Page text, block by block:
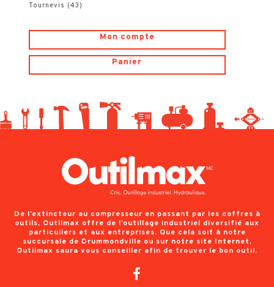
Tournevis (43)
Mon compte
Panier
De l’extincteur au compresseur en passant par les coffres à
outils, Outilmax offre de l’outillage industriel diversifié aux
particuliers et aux entreprises. Que cela soit à notre
succursale de Drummondville ou sur notre site Internet,
Outilmax saura vous conseiller afin de trouver le bon outil.